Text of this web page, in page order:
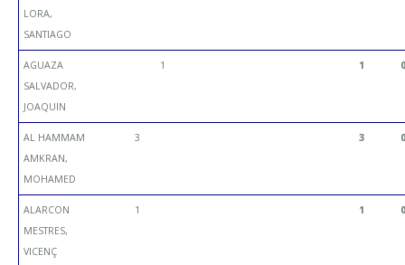
LORA,
SANTIAGO
AGUAZA
SALVADOR,
JOAQUIN
1 1 0
AL HAMMAM
AMKRAN,
MOHAMED
3 3 0
ALARCON
MESTRES,
VICENÇ
1 1 0